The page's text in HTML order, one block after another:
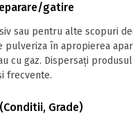
gatire
sau pentru alte scopuri
pulveriza în apropierea
cu gaz. Dispersați
frecvente.
Grade)